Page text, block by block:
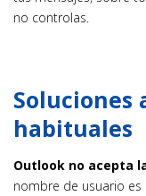
no controlas.
Soluciones
habituales
Outlook no acepta
nombre de usuario